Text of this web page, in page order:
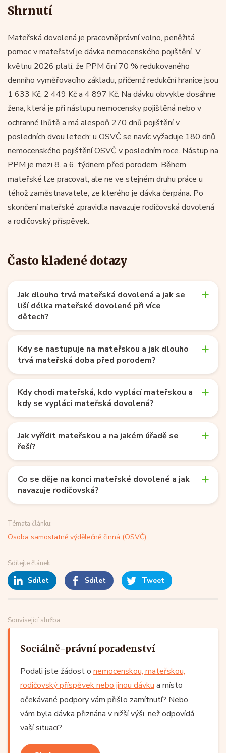
Shrnutí
Mateřská dovolená je pracovněprávní volno, peněžitá
pomoc v mateřství je dávka nemocenského pojištění. V
květnu 2026 platí, že PPM činí 70 % redukovaného
denního vyměřovacího základu, přičemž redukční hranice jsou
1 633 Kč, 2 449 Kč a 4 897 Kč. Na dávku obvykle dosáhne
žena, která je při nástupu nemocensky pojištěná nebo v
ochranné lhůtě a má alespoň 270 dnů pojištění v
posledních dvou letech; u OSVČ se navíc vyžaduje 180 dnů
nemocenského pojištění OSVČ v posledním roce. Nástup na
PPM je mezi 8. a 6. týdnem před porodem. Během
mateřské lze pracovat, ale ne ve stejném druhu práce u
téhož zaměstnavatele, ze kterého je dávka čerpána. Po
skončení mateřské zpravidla navazuje rodičovská dovolená
a rodičovský příspěvek.
Často kladené dotazy
Jak dlouho trvá mateřská dovolená a jak se
liší délka mateřské dovolené při více
dětech?
Kdy se nastupuje na mateřskou a jak dlouho
trvá mateřská doba před porodem?
Kdy chodí mateřská, kdo vyplácí mateřskou a
kdy se vyplácí mateřská dovolená?
Jak vyřídit mateřskou a na jakém úřadě se
řeší?
Co se děje na konci mateřské dovolené a jak
navazuje rodičovská?
Témata článku:
Osoba samostatně výdělečně činná (OSVČ)
Sdílejte článek
Sdílet Sdílet Tweet
Související služba
Sociálně-právní poradenství
Podali jste žádost o nemocenskou, mateřskou,
rodičovský příspěvek nebo jinou dávku a místo
očekávané podpory vám přišlo zamítnutí? Nebo
vám byla dávka přiznána v nižší výši, než odpovídá
vaší situaci?